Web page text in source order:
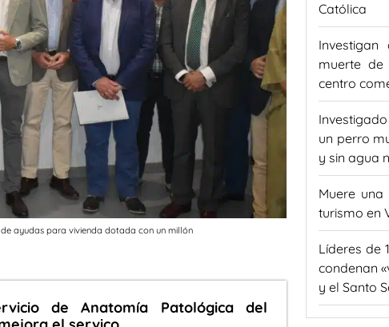
ayudas para vivienda dotada con un millón
de Anatomía Patológica del
Católica
muerte
centro
un perro
y sin agua
Muere
turismo en
Líderes de
condenan
y el Santo